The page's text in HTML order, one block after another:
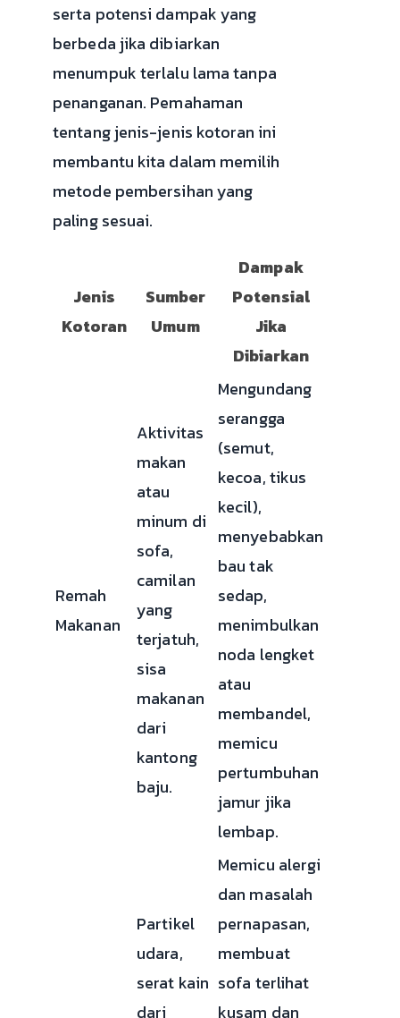
serta potensi dampak yang
berbeda jika dibiarkan
menumpuk terlalu lama tanpa
penanganan. Pemahaman
tentang jenis-jenis kotoran ini
membantu kita dalam memilih
metode pembersihan yang
paling sesuai.
Jenis
Kotoran
Sumber
Umum
Dampak
Potensial
Jika
Dibiarkan
Remah
Makanan
Aktivitas
makan
atau
minum di
sofa,
camilan
yang
terjatuh,
sisa
makanan
dari
kantong
baju.
Mengundang
serangga
(semut,
kecoa, tikus
kecil),
menyebabkan
bau tak
sedap,
menimbulkan
noda lengket
atau
membandel,
memicu
pertumbuhan
jamur jika
lembap.
Partikel
udara,
serat kain
dari
Memicu alergi
dan masalah
pernapasan,
membuat
sofa terlihat
kusam dan